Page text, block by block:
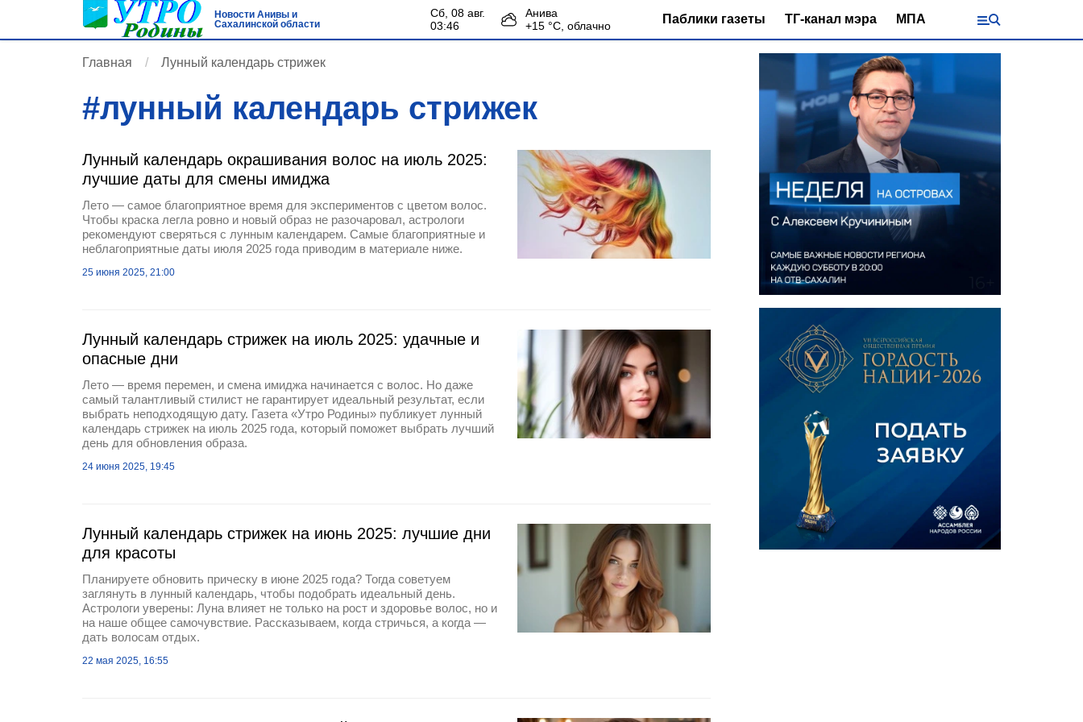
Новости Анивы и
Сахалинской области
сб, 08 авг.
03:46
Анива
+15 °С, облачно Паблики газеты ТГ-канал мэра МПА
Главная Лунный календарь стрижек
#лунный календарь стрижек
Лунный календарь окрашивания волос на июль 2025:
лучшие даты для смены имиджа
Лето — самое благоприятное время для экспериментов с цветом волос.
Чтобы краска легла ровно и новый образ не разочаровал, астрологи
рекомендуют сверяться с лунным календарем. Самые благоприятные и
неблагоприятные даты июля 2025 года приводим в материале ниже.
25 июня 2025, 21:00
Лунный календарь стрижек на июль 2025: удачные и
опасные дни
Лето — время перемен, и смена имиджа начинается с волос. Но даже
самый талантливый стилист не гарантирует идеальный результат, если
выбрать неподходящую дату. Газета «Утро Родины» публикует лунный
календарь стрижек на июль 2025 года, который поможет выбрать лучший
день для обновления образа.
24 июня 2025, 19:45
Лунный календарь стрижек на июнь 2025: лучшие дни
для красоты
Планируете обновить прическу в июне 2025 года? Тогда советуем
заглянуть в лунный календарь, чтобы подобрать идеальный день.
Астрологи уверены: Луна влияет не только на рост и здоровье волос, но и
на наше общее самочувствие. Рассказываем, когда стричься, а когда —
дать волосам отдых.
22 мая 2025, 16:55